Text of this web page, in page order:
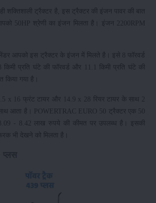
शक्तिशाली ट्रैक्टर है, इस ट्रैक्टर की इंजन पावर की बात
50HP श्रेणी का इंजन मिलता है। इंजन 2200RPM
आपको इस ट्रैक्टर के इंजन में मिलते है। इसे 8 फॉरवर्ड
किमी प्रति घंटे की फॉरवर्ड और 11.1 किमी प्रति घंटे की
किया गया है।
x 16 फ्रंट टायर और 14.9 x 28 रियर टायर के साथ 2
साथ आता है। POWERTRAC EURO 50 ट्रैक्टर एक 50
- 8.42 लाख रुपये की कीमत पर उपलब्ध है। इसकी
भी देखने को मिलता है।